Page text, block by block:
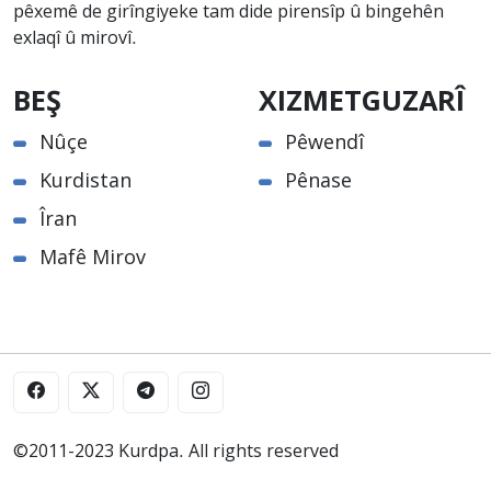
pêxemê de girîngiyeke tam dide pirensîp û bingehên
exlaqî û mirovî.
BEŞ
Nûçe
Kurdistan
Îran
Mafê Mirov
XIZMETGUZARÎ
Pêwendî
Pênase
©2011-2023 Kurdpa. All rights reserved